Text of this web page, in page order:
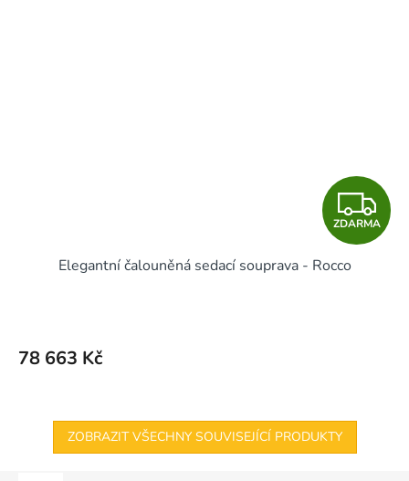
Z
D
ZDARMA
Elegantní čalouněná sedací souprava - Rocco
78 663 Kč
ZOBRAZIT VŠECHNY SOUVISEJÍCÍ PRODUKTY